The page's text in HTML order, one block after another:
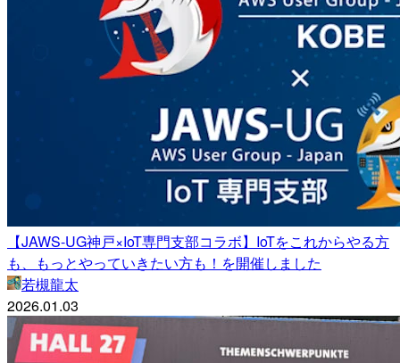
【JAWS-UG神戸×IoT専門支部コラボ】IoTをこれからやる方
も、もっとやっていきたい方も！を開催しました
若槻龍太
2026.01.03